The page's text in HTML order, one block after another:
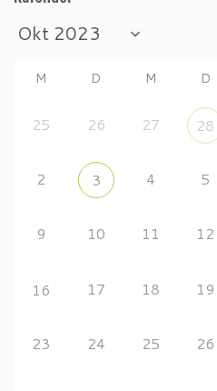
M D M D
25 26 27 28
2 3 4 5
9 10 11 12
16 17 18 19
23 24 25 26